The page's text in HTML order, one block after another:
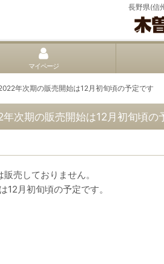
長野県(信
マイページ
年次期の販売開始は12月初旬頃の予定です
次期の販売開始は12月初旬頃の
売しておりません。
月初旬頃の予定です。